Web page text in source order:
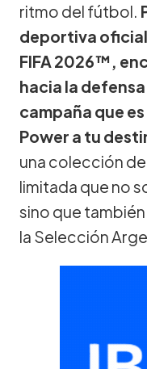
ritmo del fútbol.
deportiva oficial
FIFA 2026™,
hacia la
campaña que
Power a tu
una colección
limitada que no
sino que
la Selección